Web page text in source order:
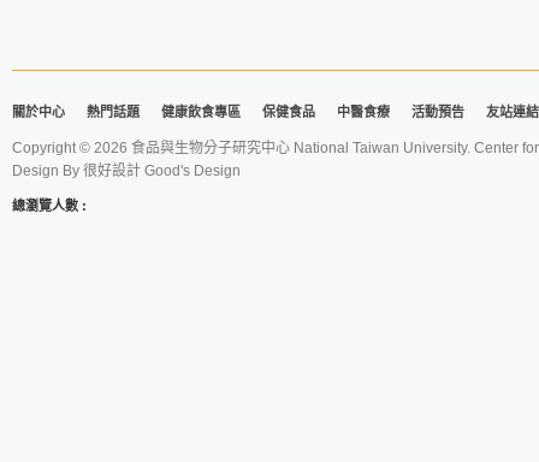
關於中心 熱門話題 健康飲食專區 保健食品 中醫食療 活動預告 友站連結
Copyright © 2026 食品與生物分子研究中心 National Taiwan University. Center
Design By 很好設計 Good's Design
總瀏覽人數 :